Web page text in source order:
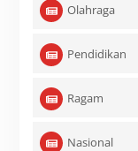
Olahraga
Pendidikan
Ragam
Nasional